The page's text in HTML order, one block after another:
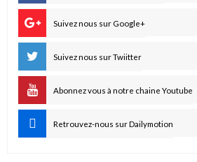
Suivez nous sur Google+
Suivez nous sur Twiitter
Abonnez vous à notre chaine Youtube
Retrouvez-nous sur Dailymotion